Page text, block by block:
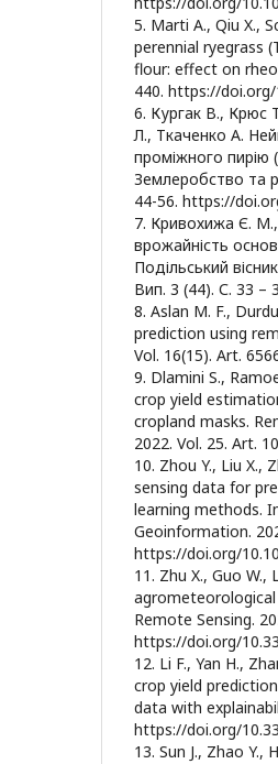
5. Marti A., Qiu X.,
perennial ryegrass
flour: effect on
440. https://doi.org/
6. Кургак В., Крюс
Л., Ткаченко А.
проміжного пирію
Землеробство та
44-56. https://
7. Кривохижа Є. М.,
врожайність
Подільський
Вип. 3 (44). С. 33 –
8. Aslan M. F.,
prediction using
Vol. 16(15). Art.
9. Dlamini S.,
crop yield
cropland masks.
2022. Vol. 25. Art.
10. Zhou Y., Liu X.,
sensing data for
learning methods.
Geoinformation.
https://doi.org/
11. Zhu X., Guo W.,
Remote Sensing.
https://doi.org/
12. Li F., Yan H.,
crop yield
data with
https://doi.org/
13. Sun J., Zhao